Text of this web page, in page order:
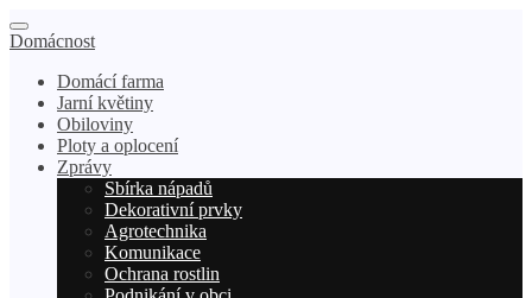
Domácnost
Domácí farma
Jarní květiny
Obiloviny
Ploty a oplocení
Zprávy
Sbírka nápadů
Dekorativní prvky
Agrotechnika
Komunikace
Ochrana rostlin